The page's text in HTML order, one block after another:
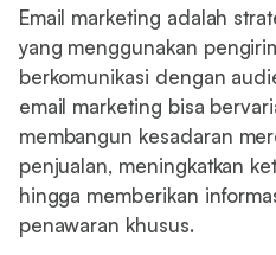
Email marketing adalah
yang menggunakan
berkomunikasi dengan
email marketing bisa
membangun kesadaran
penjualan, meningkatkan
hingga memberikan
penawaran khusus.